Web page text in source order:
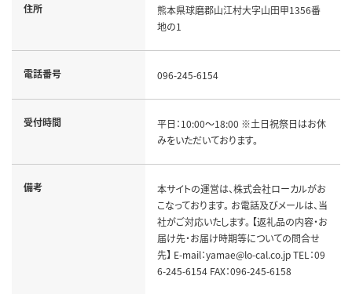
住所
熊本県球磨郡山江村大字山田甲1356番
地の1
電話番号 096-245-6154
受付時間
平日：10:00～18:00 ※土日祝祭日はお休
みをいただいております。
備考
本サイトの運営は、株式会社ローカルがお
こなっております。 お電話及びメールは、当
社がご対応いたします。 【返礼品の内容・お
届け先・お届け時期等についての問合せ
先】 E-mail：yamae@lo-cal.co.jp TEL：09
6-245-6154 FAX：096-245-6158